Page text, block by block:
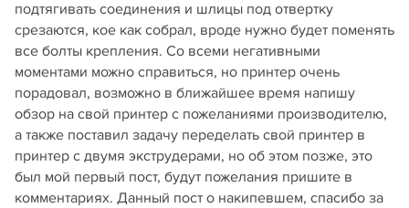
подтягивать соединения и шлицы под отвертку
срезаются, кое как собрал, вроде нужно будет поменять
все болты крепления. Со всеми негативными
моментами можно справиться, но принтер очень
порадовал, возможно в ближайшее время напишу
обзор на свой принтер с пожеланиями производителю,
а также поставил задачу переделать свой принтер в
принтер с двумя экструдерами, но об этом позже, это
был мой первый пост, будут пожелания пришите в
комментариях. Данный пост о накипевшем, спасибо за